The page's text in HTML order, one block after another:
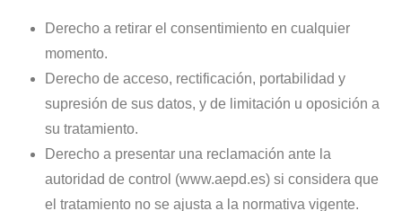
Derecho a retirar el consentimiento en cualquier
momento.
Derecho de acceso, rectificación, portabilidad y
supresión de sus datos, y de limitación u oposición a
su tratamiento.
Derecho a presentar una reclamación ante la
autoridad de control (www.aepd.es) si considera que
el tratamiento no se ajusta a la normativa vigente.